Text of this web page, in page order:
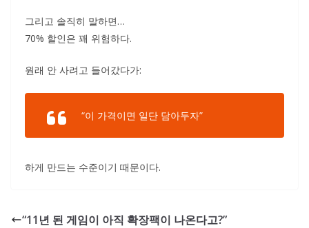
그리고 솔직히 말하면…
70% 할인은 꽤 위험하다.
원래 안 사려고 들어갔다가:
“이 가격이면 일단 담아두자”
하게 만드는 수준이기 때문이다.
“11년 된 게임이 아직 확장팩이 나온다고?”